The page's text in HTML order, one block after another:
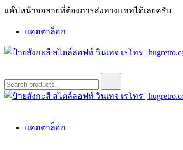
Skip
แค๊ปหน้าจอลายที่ต้องการส่งทางแชทได้เลยครับ
แคตตาล็อก
ป้ายสังกะสี สไตล์ลอฟท์ วินเทจ เรโทร | hugretro.com
ป้ายวินเทจ แต่งบ้าน ร้านกาแฟ ผับ โรงแรม ป้ายโ
for:
แคตตาล็อก